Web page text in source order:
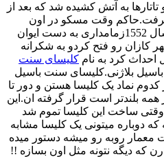
به آتش کشیده شد که بعد از
گرفت.حاکم وقت مسکو در اون
زمان ایوان سوم بود.بعد ها در سال 1552زمامداری به دست ایوان
کازان رو فتح کردو به شکرانه
کلیسای سنت
بلاژنی.کلیسای سنت باسیل
8 گنبد که هر کدوم نماد یک کلیسا هستن و دور تا
بلندتر است قرار گرفته ان.این
محراب دارد.وقتی ساخت این کلیسا تموم شد
دوباره میتونی یک کلیسا مشابه
معمار روبه رو میشه دستور میده
که دیگه نتونه مثل اون بسازه !!